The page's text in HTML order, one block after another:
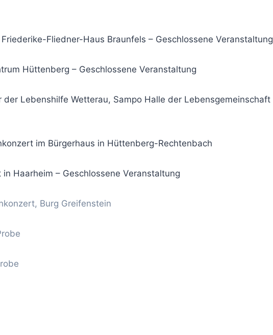
Fliedner-Haus Braunfels – Geschlossene Veranstaltung
Hüttenberg – Geschlossene Veranstaltung
der Lebenshilfe Wetterau, Sampo Halle der Lebensgemeinschaft
im Bürgerhaus in Hüttenberg-Rechtenbach
Haarheim – Geschlossene Veranstaltung
Burg Greifenstein